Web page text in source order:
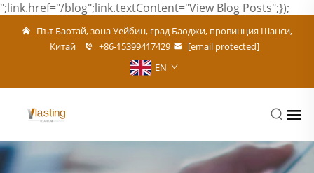
";link.href="/blog";link.textContent="View Blog Posts";});
Път Баотай, зона Уейбин, град Баоджи, провинция Шанси,
Китай
+86-15399417429
[email protected]
EN